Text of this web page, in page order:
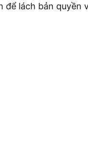
lách bản quyền